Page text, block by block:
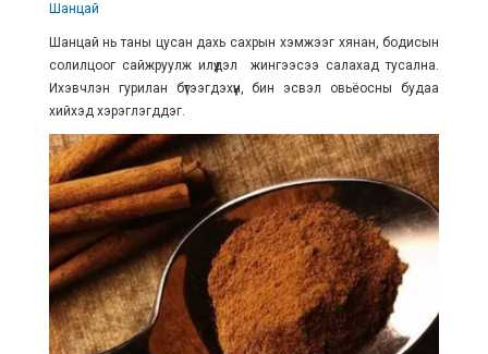
Шанцай
Шанцай нь таны цусан дахь сахрын хэмжээг хянан, бодисын
солилцоог сайжруулж илүүдэл жингээсээ салахад тусална.
Ихэвчлэн гурилан бүтээгдэхүүн, бин эсвэл овьёосны будаа
хийхэд хэрэглэгддэг.